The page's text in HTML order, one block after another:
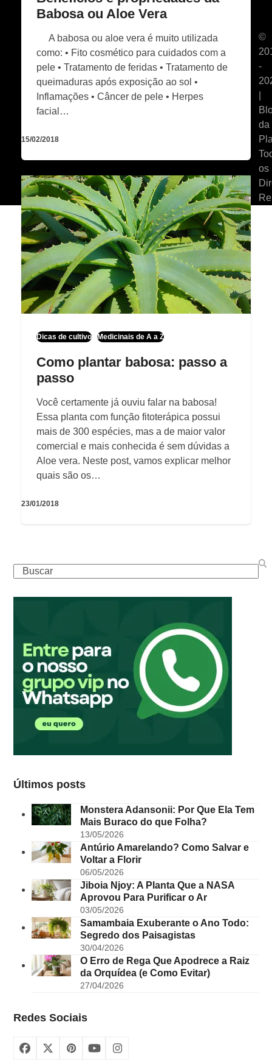
Babosa ou Aloe Vera
A babosa ou aloe vera é muito utilizada
como: • Fito cosmético para cuidados com a
pele • Tratamento de feridas • Tratamento de
queimaduras após exposição ao sol •
Inflamações • Câncer de pele • Herpes
facial…
15/02/2018
Dicas de cultivo Medicinais de A a Z
Como plantar babosa: passo a
passo
Você certamente já ouviu falar na babosa!
Essa planta com função fitoterápica possui
mais de 300 espécies, mas a de maior valor
comercial e mais conhecida é sem dúvidas a
Aloe vera. Neste post, vamos explicar melhor
quais são os…
23/01/2018
Buscar
Últimos posts
Monstera Adansonii: Por Que Ela Tem
Mais Buraco do que Folha?
13/05/2026
Antúrio Amarelando? Como Salvar e
Voltar a Florir
06/05/2026
Jiboia Njoy: A Planta Que a NASA
Aprovou Para Purificar o Ar
03/05/2026
Samambaia Exuberante o Ano Todo:
Segredo dos Paisagistas
30/04/2026
O Erro de Rega Que Apodrece a Raiz
da Orquídea (e Como Evitar)
27/04/2026
Redes Sociais
Facebook
X Pinterest
YouTubeInstagram
©
-
da
os